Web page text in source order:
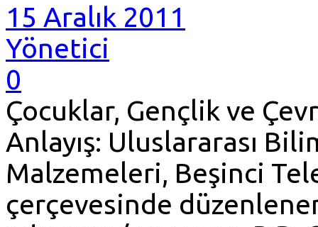
15 Aralık 2011
Yönetici
0
Çocuklar, Gençlik ve
Anlayış: Uluslararası
Malzemeleri, Beşinci
çerçevesinde